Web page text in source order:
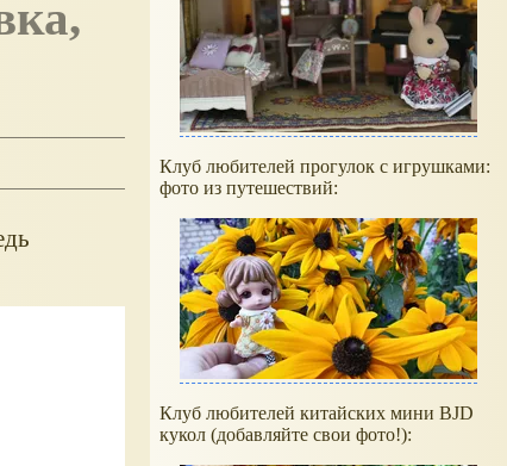
Клуб любителей прогулок с игрушками:
фото из путешествий:
Клуб любителей китайских мини BJD
кукол (добавляйте свои фото!):